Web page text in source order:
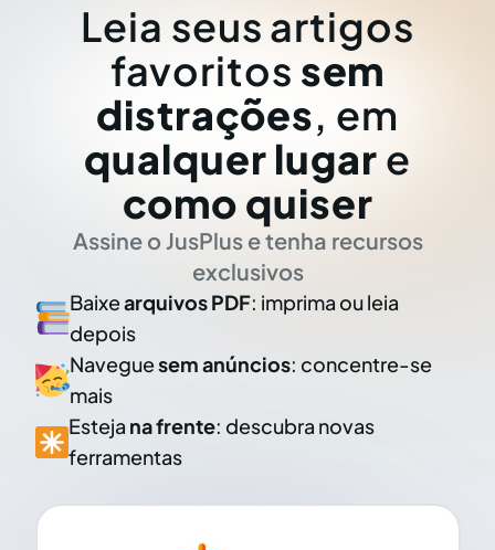
Leia seus artigos
favoritos sem
distrações, em
qualquer lugar e
como quiser
Assine o JusPlus e tenha recursos
exclusivos
Baixearquivos PDF: imprima ou leia
depois
Naveguesem anúncios: concentre-se
mais
Esteja na frente: descubra novas
ferramentas